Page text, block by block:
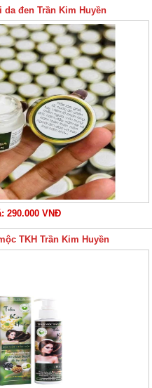
da đen Trần Kim Huyền
290.000 VNĐ
TKH Trần Kim Huyền